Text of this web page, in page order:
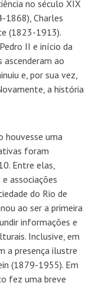
no século XIX
1868), Charles
(1823-1913).
II e início da
ascenderam ao
e, por sua vez,
a história
houvesse uma
foram
Entre elas,
associações
do Rio de
ao ser a primeira
informações e
Inclusive, em
a presença ilustre
(1879-1955). Em
fez uma breve